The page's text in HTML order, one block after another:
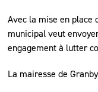
Avec la mise en place
municipal veut
engagement à lutter
La mairesse de